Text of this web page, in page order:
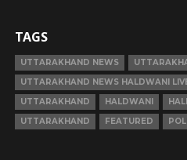
TAGS
UTTARAKHAND NEWS
UTTARAKHAND NEWS HALDWANI
UTTARAKHAND
HALDWANI
UTTARAKHAND
FEATURED